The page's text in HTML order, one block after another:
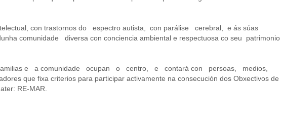
con trastornos do espectro autista, con parálise cerebral, e ás súas
comunidade diversa con conciencia ambiental e respectuosa co seu patrimonio
e a comunidade ocupan o centro, e contará con persoas, medios,
que fixa criterios para participar activamente na consecución dos Obxectivos de
RE-MAR.